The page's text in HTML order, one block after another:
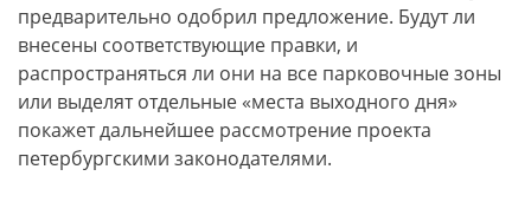
предварительно одобрил предложение. Будут ли
внесены соответствующие правки, и
распространяться ли они на все парковочные зоны
или выделят отдельные «места выходного дня»
покажет дальнейшее рассмотрение проекта
петербургскими законодателями.